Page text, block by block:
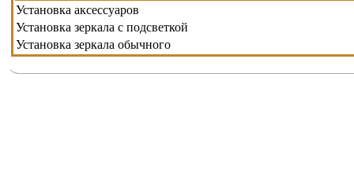
Установка аксессуаров
Установка зеркала с подсветкой
Установка зеркала обычного